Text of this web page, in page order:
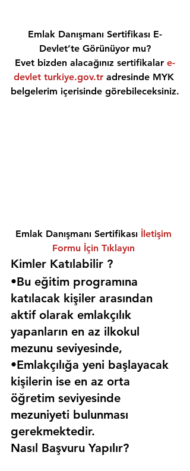
Emlak Danışmanı Sertifikası E-
Devlet’te Görünüyor mu?
Evet bizden alacağınız sertifikalar e-
devlet turkiye.gov.tr adresinde MYK
belgelerim içerisinde görebileceksiniz.
Emlak Danışmanı Sertifikası İletişim
Formu İçin Tıklayın
Kimler Katılabilir ?
•Bu eğitim programına
katılacak kişiler arasından
aktif olarak emlakçılık
yapanların en az ilkokul
mezunu seviyesinde,
•Emlakçılığa yeni başlayacak
kişilerin ise en az orta
öğretim seviyesinde
mezuniyeti bulunması
gerekmektedir.
Nasıl Başvuru Yapılır?